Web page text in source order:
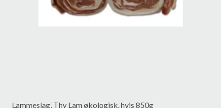
Lammeslag, Thy Lam økologisk, hvis 850g